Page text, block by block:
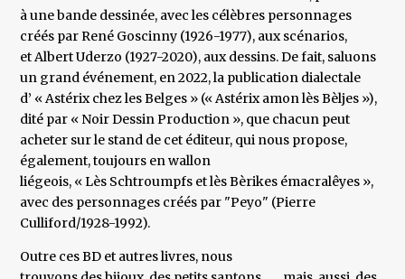
à une bande dessinée, avec les célèbres personnages
créés par René Goscinny (1926-1977), aux scénarios,
et Albert Uderzo (1927-2020), aux dessins. De fait, saluons
un grand événement, en 2022, la publication dialectale
d’ « Astérix chez les Belges » (« Astérix amon lès Bèljes »),
dité par « Noir Dessin Production », que chacun peut
acheter sur le stand de cet éditeur, qui nous propose,
également, toujours en wallon
liégeois, « Lès Schtroumpfs et lès Bèrikes émacralêyes »,
avec des personnages créés par "Peyo" (Pierre
Culliford/1928-1992).
Outre ces BD et autres livres, nous